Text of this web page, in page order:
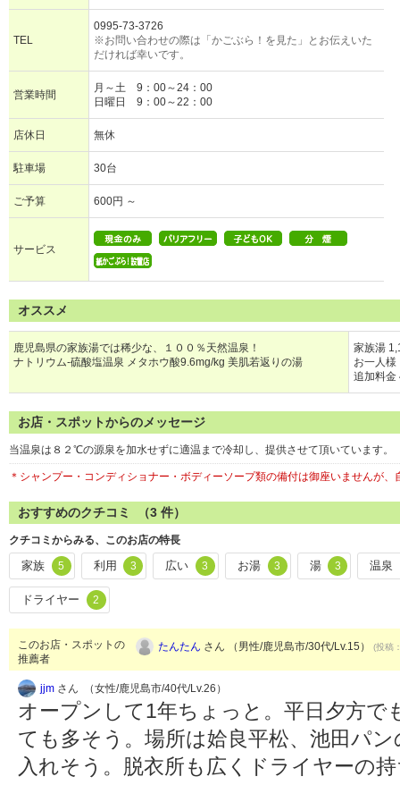
TEL
0995-73-3726
※お問い合わせの際は「かごぶら！を見た」とお伝えいた
だければ幸いです。
営業時間
月～土 9：00～24：00
日曜日 9：00～22：00
店休日 無休
駐車場 30台
ご予算 600円 ～
サービス
オススメ
鹿児島県の家族湯では稀少な、１００％天然温泉！
ナトリウム‐硫酸塩温泉 メタホウ酸9.6mg/kg 美肌若返りの湯
家族湯
お一人
追加料金
お店・スポットからのメッセージ
当温泉は８２℃の源泉を加水せずに適温まで冷却し、提供させて頂いています。
＊シャンプー・コンディショナー・ボディーソープ類の備付は御座いませんが
おすすめのクチコミ （3 件）
クチコミからみる、このお店の特長
家族 5 利用 3 広い 3 お湯 3 湯 3 温泉
ドライヤー 2
このお店・スポットの
推薦者
たんたん さん （男性/鹿児島市/30代/Lv.15） (投稿
jjm さん （女性/鹿児島市/40代/Lv.26）
オープンして1年ちょっと。平日夕方で
ても多そう。場所は姶良平松、池田パ
入れそう。脱衣所も広くドライヤーの